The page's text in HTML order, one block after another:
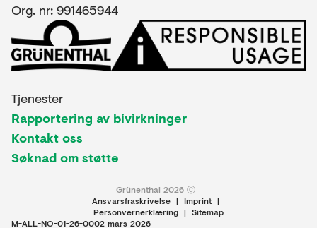
Org. nr: 991465944
Tjenester
Rapportering av bivirkninger
Kontakt oss
Søknad om støtte
Grünenthal 2026 Ⓒ
Ansvarsfraskrivelse | Imprint |
Personvernerklæring | Sitemap
M-ALL-NO-01-26-0002 mars 2026